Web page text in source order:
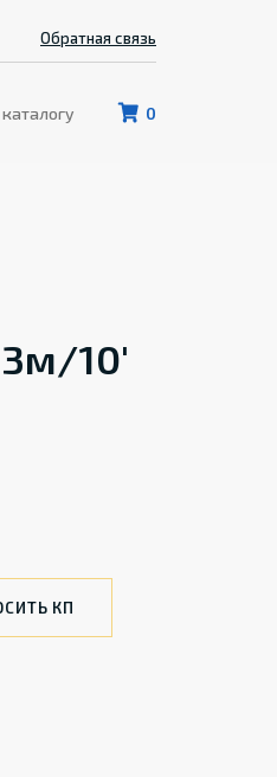
0
Обратная связь
3м/10'
КП